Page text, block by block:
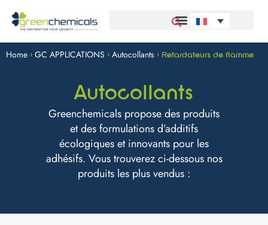
Home > GC APPLICATIONS > Autocollants > Retardateurs de flamme
Autocollants
Greenchemicals propose des produits
et des formulations d’additifs
écologiques et innovants pour les
adhésifs. Vous trouverez ci-dessous nos
produits les plus vendus :